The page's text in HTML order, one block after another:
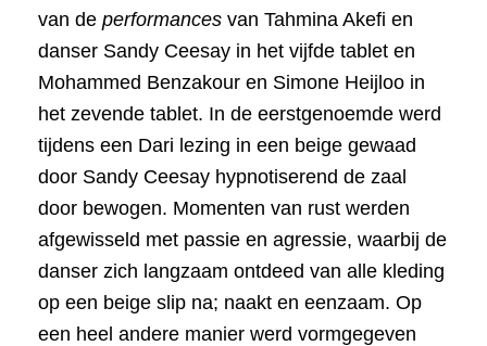
van de performances van Tahmina Akefi en
danser Sandy Ceesay in het vijfde tablet en
Mohammed Benzakour en Simone Heijloo in
het zevende tablet. In de eerstgenoemde werd
tijdens een Dari lezing in een beige gewaad
door Sandy Ceesay hypnotiserend de zaal
door bewogen. Momenten van rust werden
afgewisseld met passie en agressie, waarbij de
danser zich langzaam ontdeed van alle kleding
op een beige slip na; naakt en eenzaam. Op
een heel andere manier werd vormgegeven